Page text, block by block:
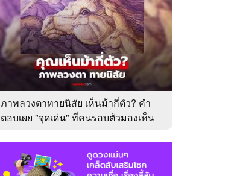
ภาพลวงตาทายนิสัย เห็นม้ากี่ตัว? คำ
ตอบเผย "จุดเด่น" ที่คนรอบตัวมองเห็น